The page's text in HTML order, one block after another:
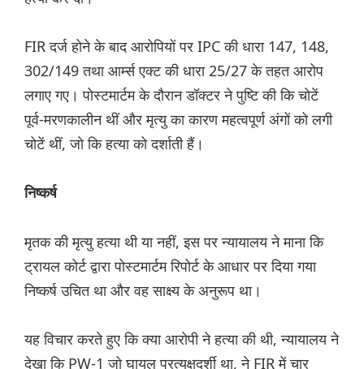
FIR दर्ज होने के बाद आरोपियों पर IPC की धारा 147, 148,
302/149 तथा आर्म्स एक्ट की धारा 25/27 के तहत आरोप
लगाए गए। पोस्टमार्टम के दौरान डॉक्टर ने पुष्टि की कि चोटें
पूर्व-मरणकालीन थीं और मृत्यु का कारण महत्वपूर्ण अंगों को लगी
चोटें थीं, जो कि हत्या को दर्शाती हैं।
निष्कर्ष
मृतक की मृत्यु हत्या थी या नहीं, इस पर न्यायालय ने माना कि
ट्रायल कोर्ट द्वारा पोस्टमार्टम रिपोर्ट के आधार पर दिया गया
निष्कर्ष उचित था और वह साक्ष्य के अनुरूप था।
यह विचार करते हुए कि क्या आरोपी ने हत्या की थी, न्यायालय ने
देखा कि PW-1 जो घायल प्रत्यक्षदर्शी था, ने FIR में चार